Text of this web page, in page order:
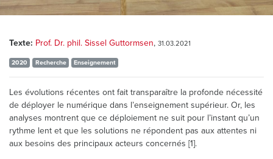
Texte: Prof. Dr. phil. Sissel Guttormsen, 31.03.2021
2020 Recherche Enseignement
Les évolutions récentes ont fait transparaître la profonde nécessité
de déployer le numérique dans l’enseignement supérieur. Or, les
analyses montrent que ce déploiement ne suit pour l’instant qu’un
rythme lent et que les solutions ne répondent pas aux attentes ni
aux besoins des principaux acteurs concernés [1].